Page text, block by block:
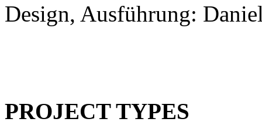
Design,
PROJECT TYPES